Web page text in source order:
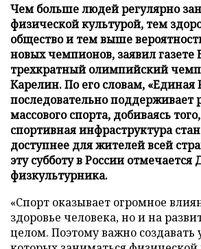
Чем больше людей регулярно
физической культурой, тем
общество и тем выше
новых чемпионов, заявил газете
трехкратный олимпийский
Карелин. По его словам, «Единая
последовательно поддерживает
массового спорта, добиваясь
спортивная инфраструктура
доступнее для жителей всей
эту субботу в России отмечается
физкультурника.
«Спорт оказывает огромное
здоровье человека, но и на
целом. Поэтому важно создавать